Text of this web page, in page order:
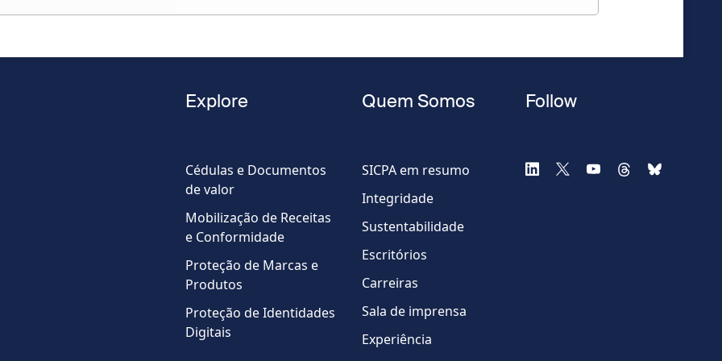
Country
Explore
Cédulas e Documentos
de valor
Mobilização de Receitas
e Conformidade
Proteção de Marcas e
Produtos
Proteção de Identidades
Digitais
Quem Somos
SICPA em resumo
Integridade
Sustentabilidade
Escritórios
Carreiras
Sala de imprensa
Experiência
Follow